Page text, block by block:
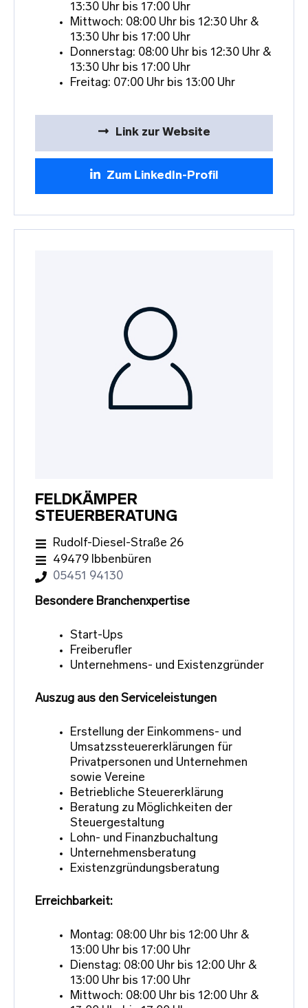
13:30 Uhr bis 17:00 Uhr
Mittwoch: 08:00 Uhr bis 12:30 Uhr &
13:30 Uhr bis 17:00 Uhr
Donnerstag: 08:00 Uhr bis 12:30 Uhr &
13:30 Uhr bis 17:00 Uhr
Freitag: 07:00 Uhr bis 13:00 Uhr
Link zur Website
Zum LinkedIn-Profil
FELDKÄMPER
STEUERBERATUNG
Rudolf-Diesel-Straße 26
49479 Ibbenbüren
05451 94130
Besondere Branchenxpertise
Start-Ups
Freiberufler
Unternehmens- und Existenzgründer
Auszug aus den Serviceleistungen
Erstellung der Einkommens- und
Umsatzssteuererklärungen für
Privatpersonen und Unternehmen
sowie Vereine
Betriebliche Steuererklärung
Beratung zu Möglichkeiten der
Steuergestaltung
Lohn- und Finanzbuchaltung
Unternehmensberatung
Existenzgründungsberatung
Erreichbarkeit:
Montag: 08:00 Uhr bis 12:00 Uhr &
13:00 Uhr bis 17:00 Uhr
Dienstag: 08:00 Uhr bis 12:00 Uhr &
13:00 Uhr bis 17:00 Uhr
Mittwoch: 08:00 Uhr bis 12:00 Uhr &